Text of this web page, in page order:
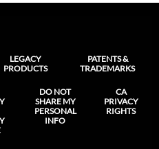
LEGACY
PRODUCTS
PATENTS &
TRADEMARKS
DO NOT
SHARE MY
PERSONAL
INFO
CA
PRIVACY
RIGHTS